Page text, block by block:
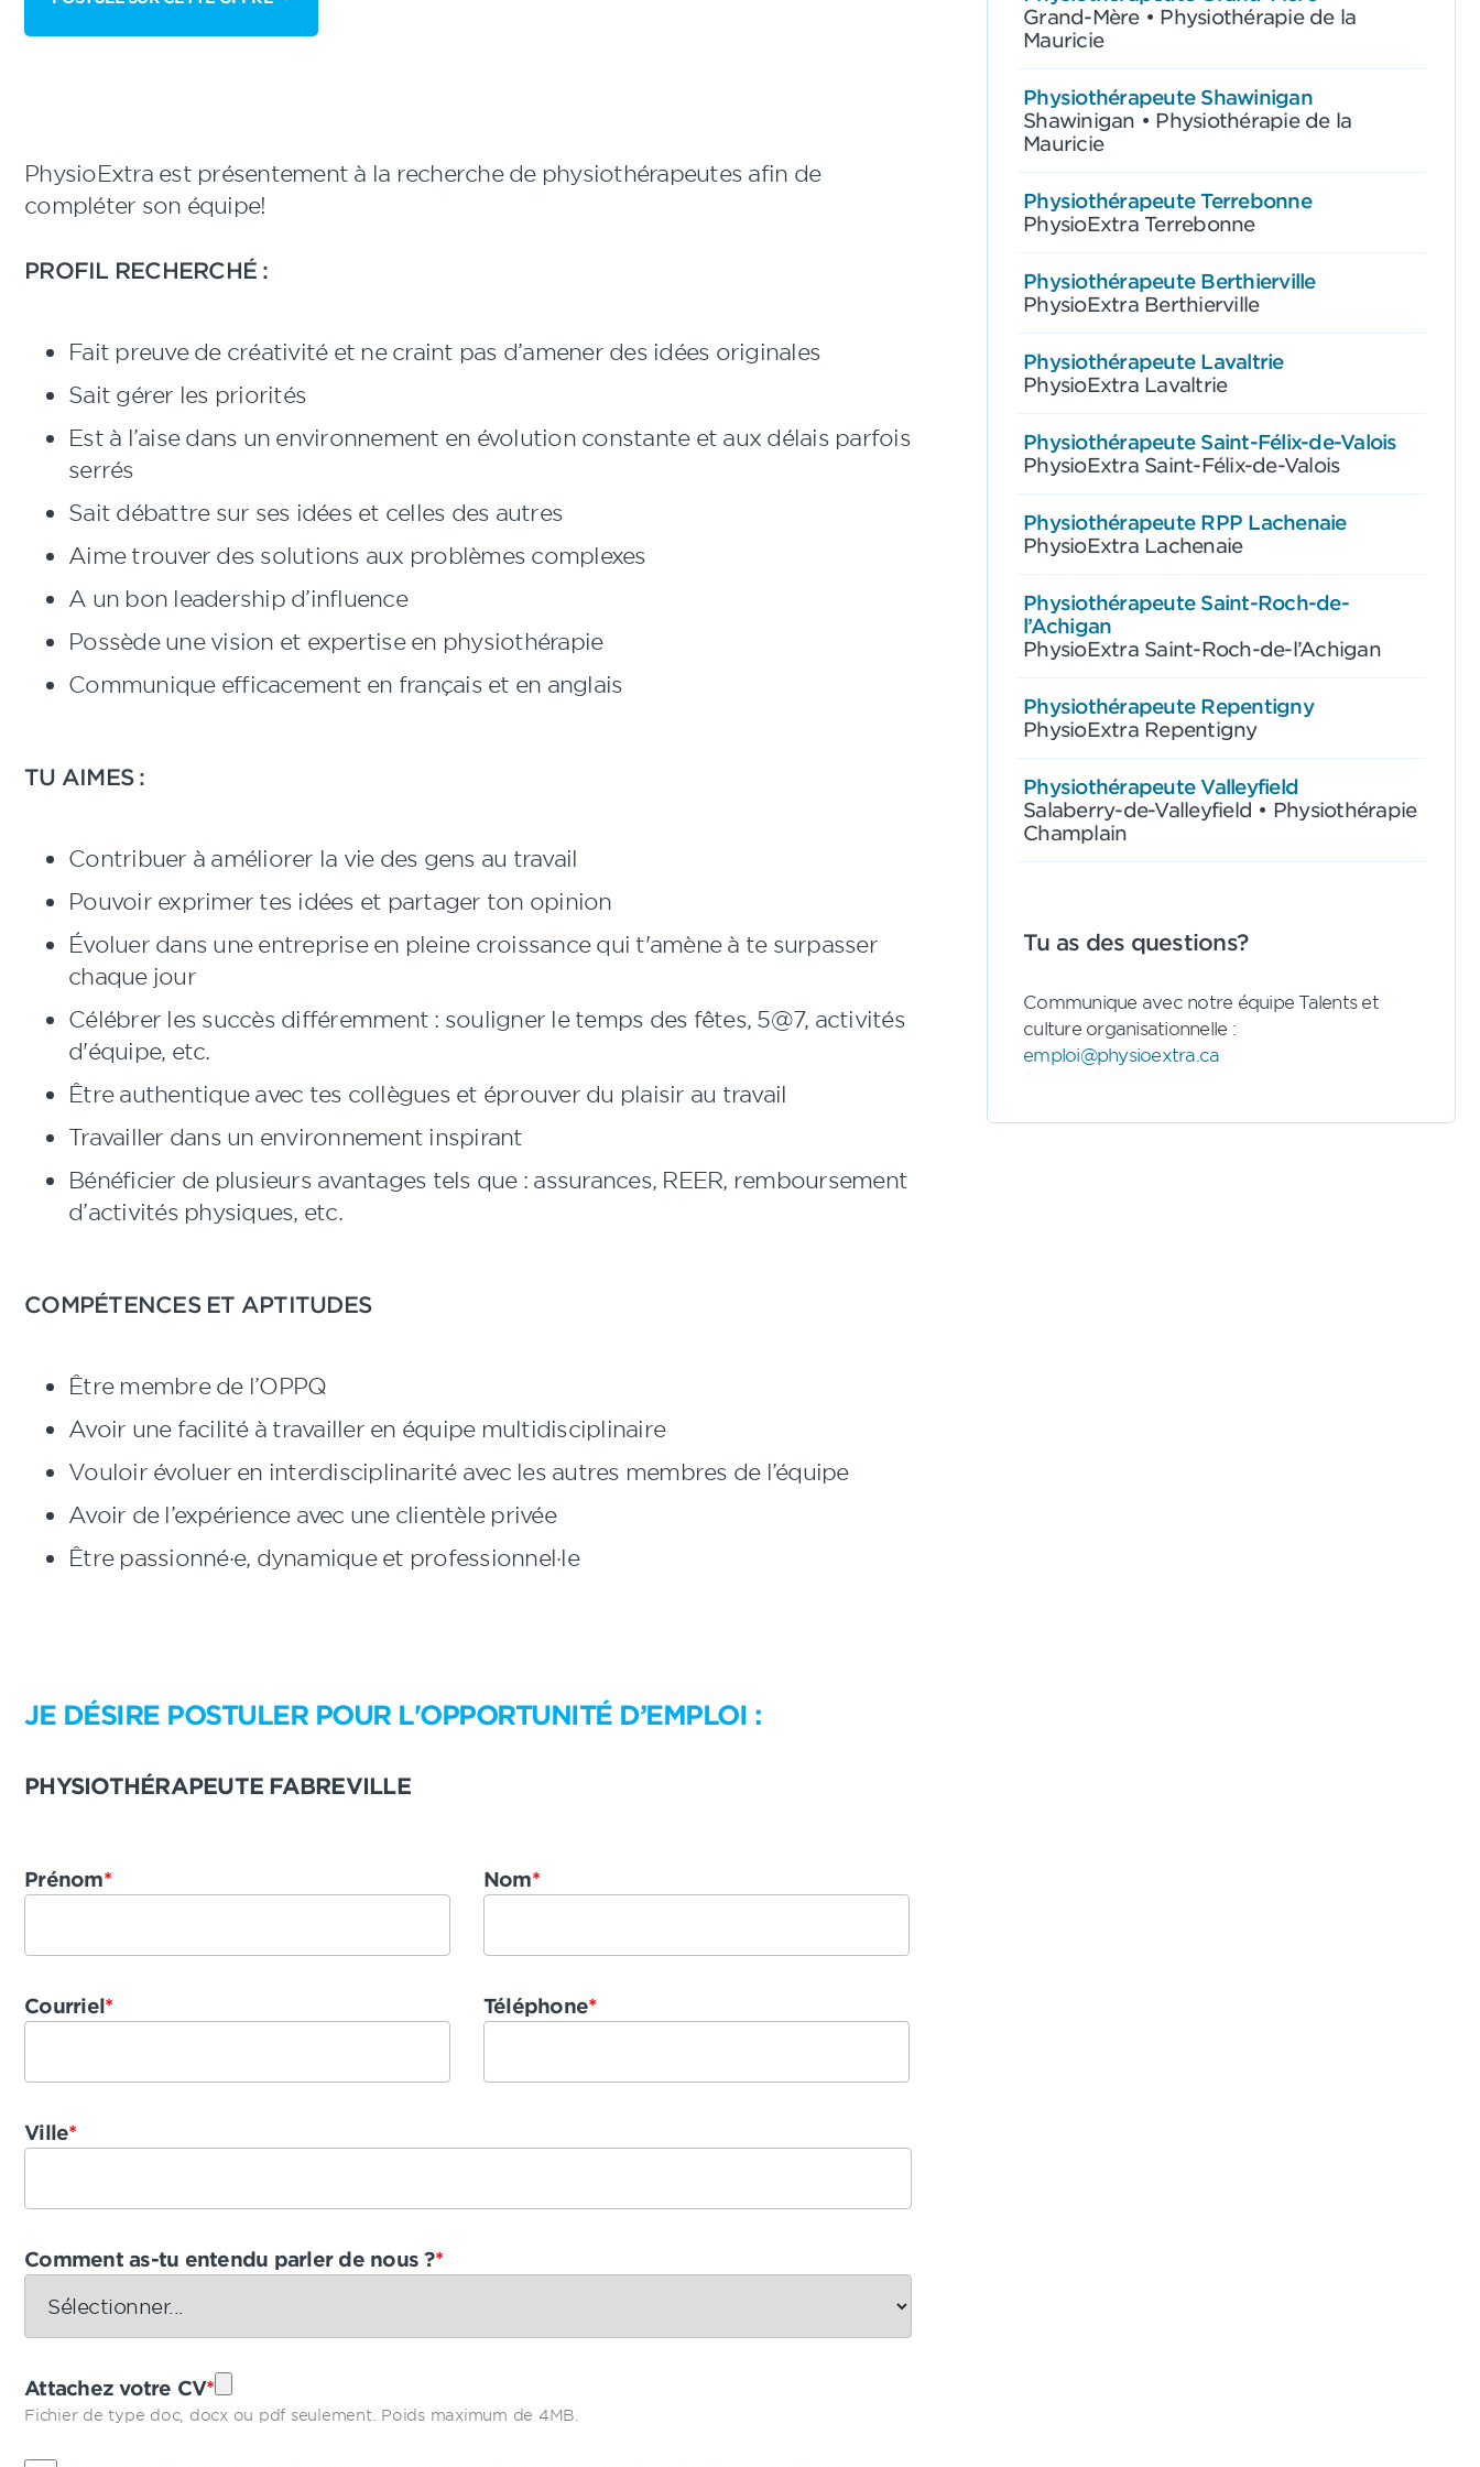
PhysioExtra est présentement à la recherche de physiothérapeutes afin de
compléter son équipe!
PROFIL RECHERCHÉ :
Fait preuve de créativité et ne craint pas d’amener des idées originales
Sait gérer les priorités
Est à l’aise dans un environnement en évolution constante et aux délais parfois
serrés
Sait débattre sur ses idées et celles des autres
Aime trouver des solutions aux problèmes complexes
A un bon leadership d’influence
Possède une vision et expertise en physiothérapie
Communique efficacement en français et en anglais
TU AIMES :
Contribuer à améliorer la vie des gens au travail
Pouvoir exprimer tes idées et partager ton opinion
Évoluer dans une entreprise en pleine croissance qui t'amène à te surpasser
chaque jour
Célébrer les succès différemment : souligner le temps des fêtes, 5@7, activités
d'équipe, etc.
Être authentique avec tes collègues et éprouver du plaisir au travail
Travailler dans un environnement inspirant
Bénéficier de plusieurs avantages tels que : assurances, REER, remboursement
d’activités physiques, etc.
COMPÉTENCES ET APTITUDES
Être membre de l’OPPQ
Avoir une facilité à travailler en équipe multidisciplinaire
Vouloir évoluer en interdisciplinarité avec les autres membres de l’équipe
Avoir de l’expérience avec une clientèle privée
Être passionné·e, dynamique et professionnel·le
JE DÉSIRE POSTULER POUR L'OPPORTUNITÉ D’EMPLOI :
PHYSIOTHÉRAPEUTE FABREVILLE
Prénom* Nom*
Courriel* Téléphone*
Ville*
Comment as-tu entendu parler de nous ?*
Attachez votre CV*
Fichier de type doc, docx ou pdf seulement. Poids maximum de 4MB.
Grand-Mère • Physiothérapie de la
Mauricie
Physiothérapeute Shawinigan
Shawinigan • Physiothérapie de la
Mauricie
Physiothérapeute Terrebonne
PhysioExtra Terrebonne
Physiothérapeute Berthierville
PhysioExtra Berthierville
Physiothérapeute Lavaltrie
PhysioExtra Lavaltrie
Physiothérapeute Saint-Félix-de-Valois
PhysioExtra Saint-Félix-de-Valois
Physiothérapeute RPP Lachenaie
PhysioExtra Lachenaie
Physiothérapeute Saint-Roch-de-
l’Achigan
PhysioExtra Saint-Roch-de-l’Achigan
Physiothérapeute Repentigny
PhysioExtra Repentigny
Physiothérapeute Valleyfield
Salaberry-de-Valleyfield • Physiothérapie
Champlain
Tu as des questions?
Communique avec notre équipe Talents et
culture organisationnelle :
emploi@physioextra.ca